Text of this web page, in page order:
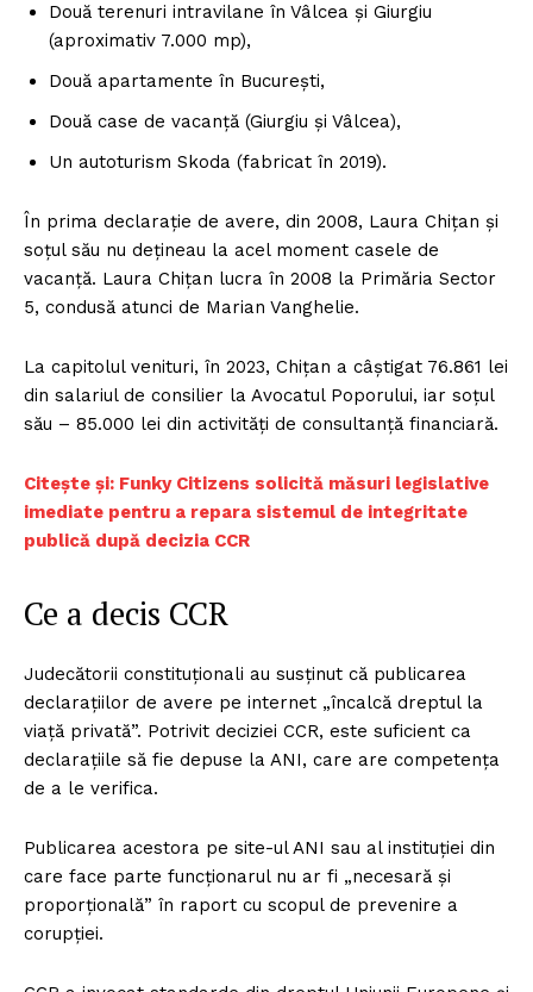
Două terenuri intravilane în Vâlcea și Giurgiu
(aproximativ 7.000 mp),
Două apartamente în București,
Două case de vacanță (Giurgiu și Vâlcea),
Un autoturism Skoda (fabricat în 2019).
În prima declarație de avere, din 2008, Laura Chițan și
soțul său nu dețineau la acel moment casele de
vacanță. Laura Chițan lucra în 2008 la Primăria Sector
5, condusă atunci de Marian Vanghelie.
La capitolul venituri, în 2023, Chițan a câștigat 76.861 lei
din salariul de consilier la Avocatul Poporului, iar soțul
său – 85.000 lei din activități de consultanță financiară.
Citește și: Funky Citizens solicită măsuri legislative
imediate pentru a repara sistemul de integritate
publică după decizia CCR
Ce a decis CCR
Judecătorii constituționali au susținut că publicarea
declarațiilor de avere pe internet „încalcă dreptul la
viață privată”. Potrivit deciziei CCR, este suficient ca
declarațiile să fie depuse la ANI, care are competența
de a le verifica.
Publicarea acestora pe site-ul ANI sau al instituției din
care face parte funcționarul nu ar fi „necesară și
proporțională” în raport cu scopul de prevenire a
corupției.